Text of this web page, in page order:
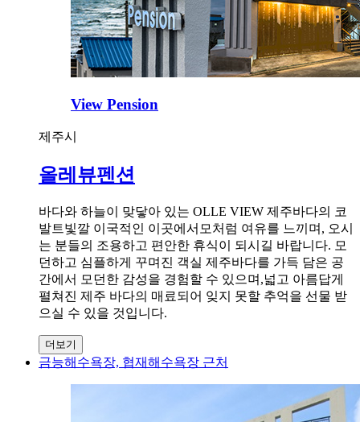
View Pension
제주시
올레뷰펜션
바다와 하늘이 맞닿아 있는 OLLE VIEW 제주바다의 코
발트빛깔 이국적인 이곳에서모처럼 여유를 느끼며, 오시
는 분들의 조용하고 편안한 휴식이 되시길 바랍니다. 모
던하고 심플하게 꾸며진 객실 제주바다를 가득 담은 공
간에서 모던한 감성을 경험할 수 있으며,넓고 아름답게
펼쳐진 제주 바다의 매료되어 잊지 못할 추억을 선물 받
으실 수 있을 것입니다.
더보기
금능해수욕장, 협재해수욕장 근처